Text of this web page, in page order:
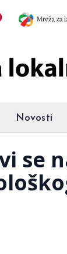
Novosti
se